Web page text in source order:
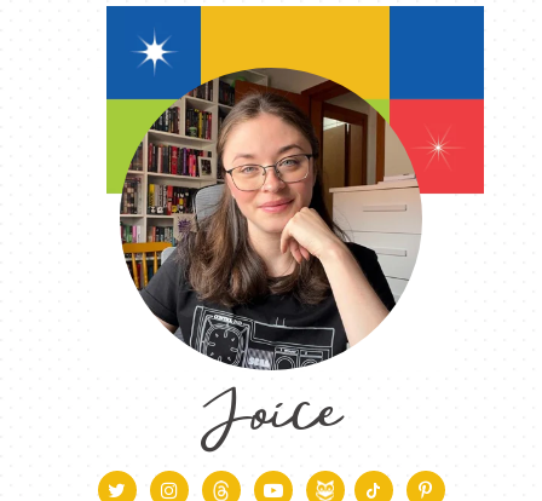
Joice